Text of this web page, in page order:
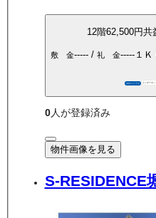
12階62,500円共
敷 金-----/ 礼 金-----１Ｋ
360°パノラマ インターネッ
0人が登録済み
物件画像を見る
S-RESIDENCE